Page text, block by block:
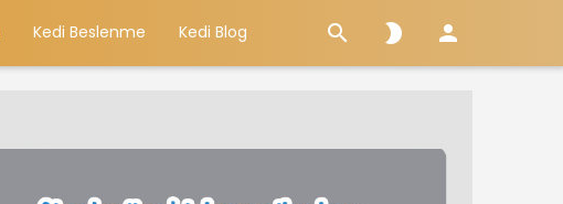
Kedi Beslenme Kedi Blog   